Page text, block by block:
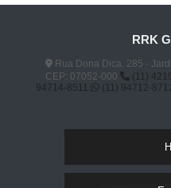
RRK
Rua Dona Dica, 285 -
CEP: 07052-000
(11)
94714-8511
(11) 94712-